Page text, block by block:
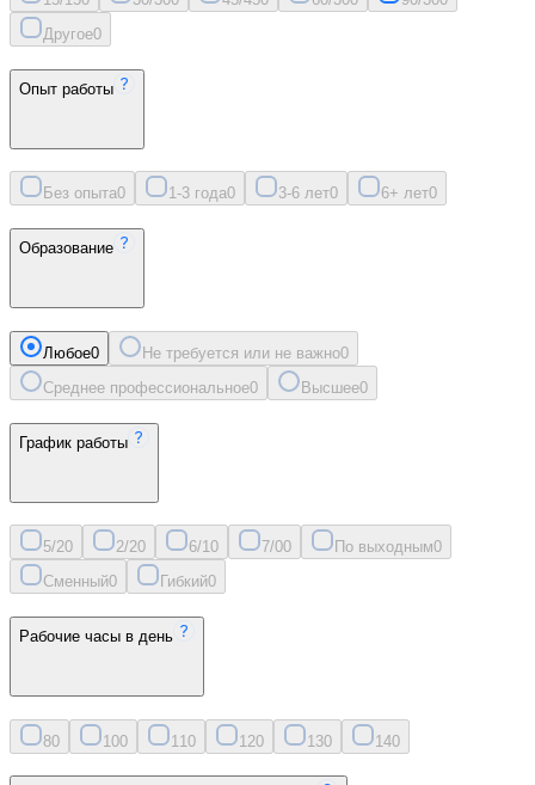
Другое0
Опыт работы
Без опыта0 1-3 года0 3-6 лет0 6+ лет0
Образование
Любое0 Не требуется или не важно0
Среднее профессиональное0 Высшее0
График работы
5/20 2/20 6/10 7/00 По выходным0
Сменный0 Гибкий0
Рабочие часы в день
80 100 11 0 120 130 140